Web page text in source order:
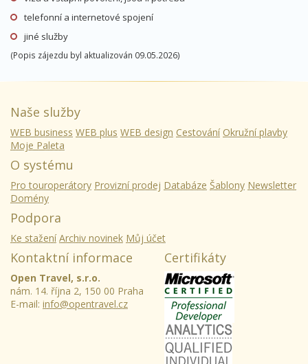
telefonní a internetové spojení
jiné služby
(Popis zájezdu byl aktualizován 09.05.2026)
Naše služby
WEB business WEB plus WEB design Cestování Okružní plavby
Moje Paleta
O systému
Pro touroperátory Provizní prodej Databáze Šablony Newsletter
Domény
Podpora
Ke stažení Archiv novinek Můj účet
Kontaktní informace
Open Travel, s.r.o.
nám. 14. října 2, 150 00 Praha
E-mail: info@opentravel.cz
Certifikáty